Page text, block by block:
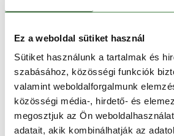
Ez a weboldal sütiket használ
Sütiket használunk a tartalmak és
szabásához, közösségi funkciók
valamint weboldalforgalmunk
közösségi média-, hirdető- és
megosztjuk az Ön
adatait, akik kombinálhatják az